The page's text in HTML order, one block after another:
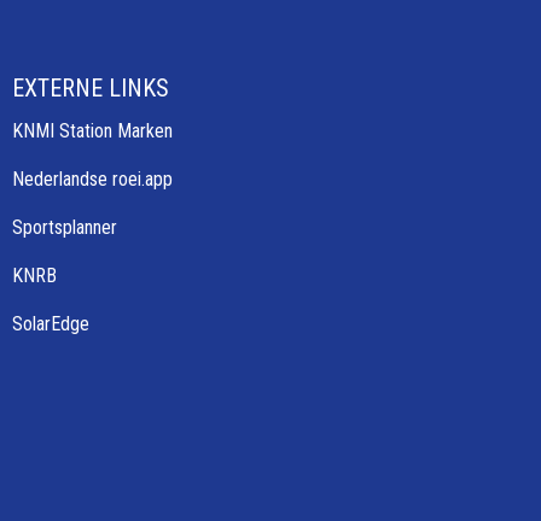
EXTERNE LINKS
KNMI Station Marken
Nederlandse roei.app
Sportsplanner
KNRB
SolarEdge